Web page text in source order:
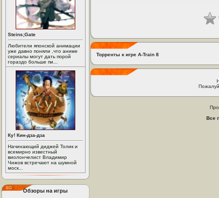
Steins;Gate
Любители японской анимации
уже давно поняли ,что аниме
сериалы могут дать порой
гораздо больше пи...
Ку! Кин-дза-дза
Начинающий диджей Толик и
всемирно известный
виолончелист Владимир
Чижов встречают на шумной
моск...
Обзоры на игры
Торренты к игре A-Train 8
Все